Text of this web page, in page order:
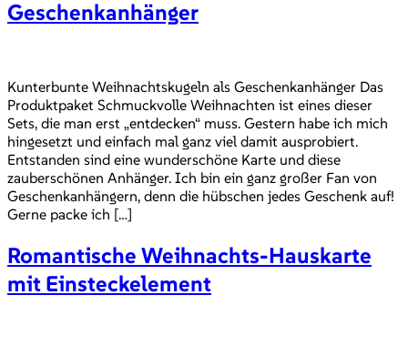
Geschenkanhänger
Kunterbunte Weihnachtskugeln als Geschenkanhänger Das
Produktpaket Schmuckvolle Weihnachten ist eines dieser
Sets, die man erst „entdecken“ muss. Gestern habe ich mich
hingesetzt und einfach mal ganz viel damit ausprobiert.
Entstanden sind eine wunderschöne Karte und diese
zauberschönen Anhänger. Ich bin ein ganz großer Fan von
Geschenkanhängern, denn die hübschen jedes Geschenk auf!
Gerne packe ich […]
Romantische Weihnachts-Hauskarte
mit Einsteckelement